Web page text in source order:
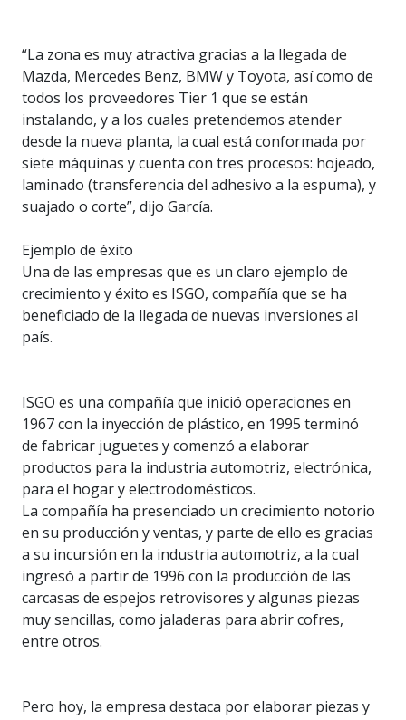
“La zona es muy atractiva gracias a la llegada de
Mazda, Mercedes Benz, BMW y Toyota, así como de
todos los proveedores Tier 1 que se están
instalando, y a los cuales pretendemos atender
desde la nueva planta, la cual está conformada por
siete máquinas y cuenta con tres procesos: hojeado,
laminado (transferencia del adhesivo a la espuma), y
suajado o corte”, dijo García.
Ejemplo de éxito
Una de las empresas que es un claro ejemplo de
crecimiento y éxito es ISGO, compañía que se ha
beneficiado de la llegada de nuevas inversiones al
país.
ISGO es una compañía que inició operaciones en
1967 con la inyección de plástico, en 1995 terminó
de fabricar juguetes y comenzó a elaborar
productos para la industria automotriz, electrónica,
para el hogar y electrodomésticos.
La compañía ha presenciado un crecimiento notorio
en su producción y ventas, y parte de ello es gracias
a su incursión en la industria automotriz, a la cual
ingresó a partir de 1996 con la producción de las
carcasas de espejos retrovisores y algunas piezas
muy sencillas, como jaladeras para abrir cofres,
entre otros.
Pero hoy, la empresa destaca por elaborar piezas y